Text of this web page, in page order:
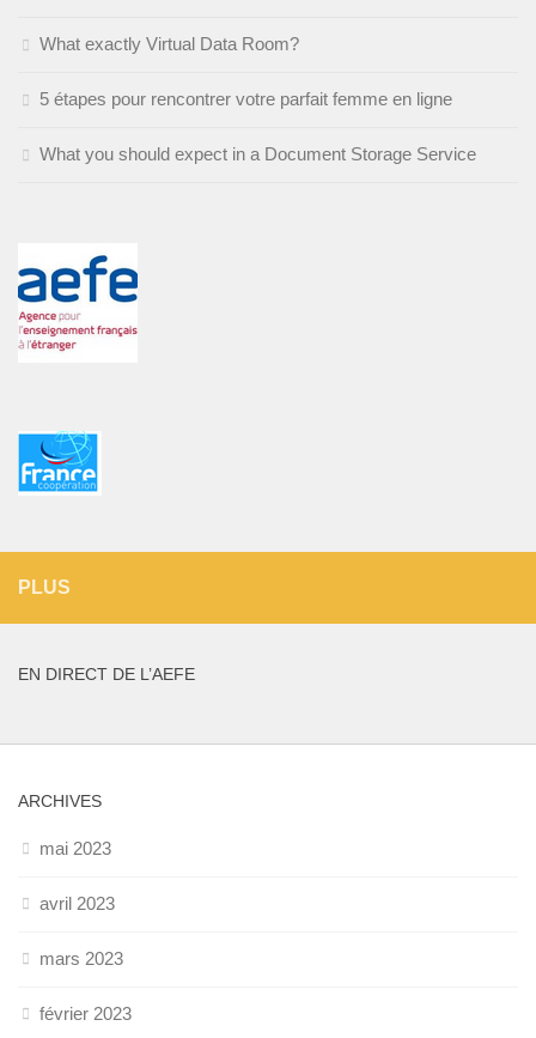
What exactly Virtual Data Room?
5 étapes pour rencontrer votre parfait femme en ligne
What you should expect in a Document Storage Service
PLUS
EN DIRECT DE L’AEFE
ARCHIVES
mai 2023
avril 2023
mars 2023
février 2023